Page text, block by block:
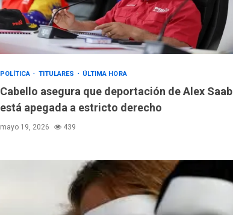
POLÍTICA TITULARES ÚLTIMA HORA
Cabello asegura que deportación de Alex Saab
está apegada a estricto derecho
mayo 19, 2026 439